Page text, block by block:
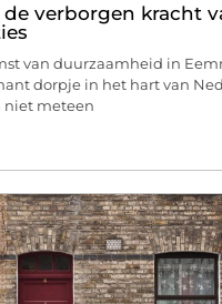
verborgen kracht
van duurzaamheid in
dorpje in het hart van
niet meteen